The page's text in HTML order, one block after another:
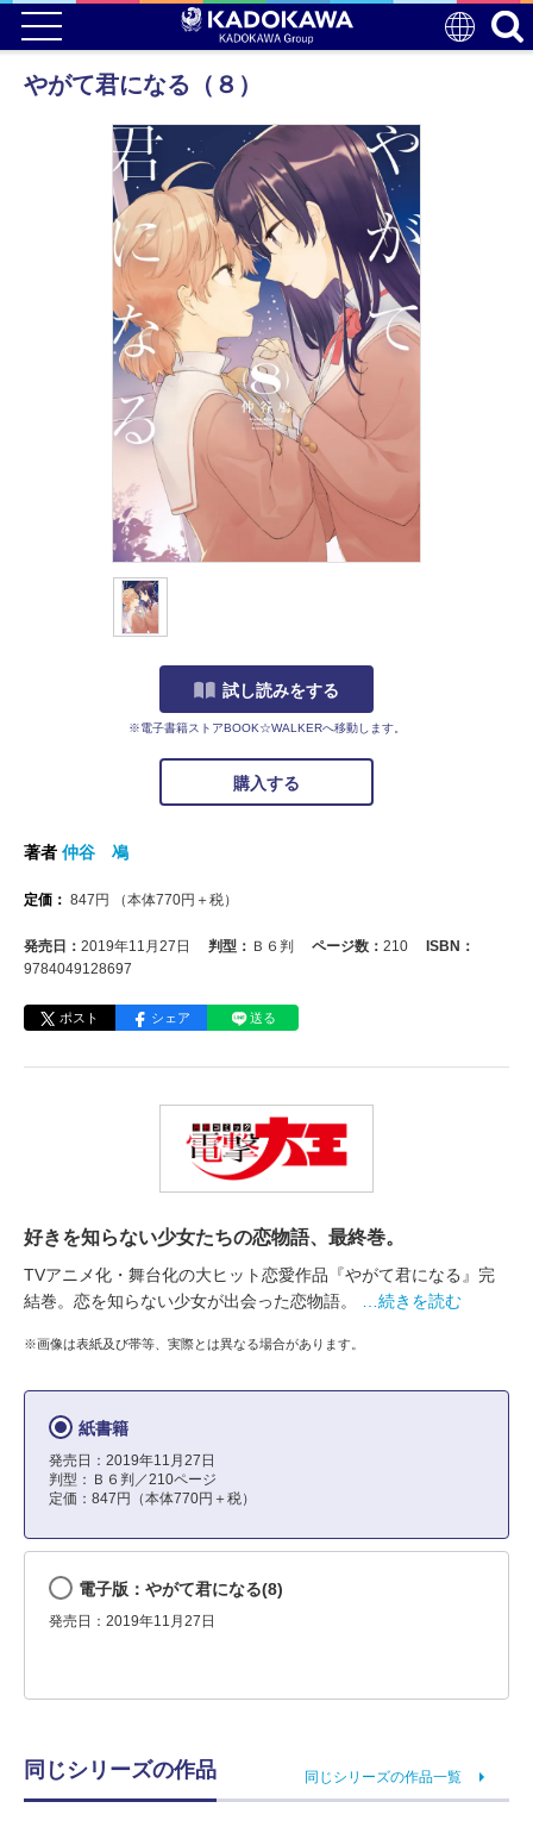
やがて君になる（８）
試し読みをする
※電子書籍ストアBOOK☆WALKERへ移動します。
購入する
著者 仲谷 鳰
定価： 847 円 （本体770円＋税）
発売日： 2019年11月27日 判型： Ｂ６判 ページ数： 210
ISBN：
9784049128697
ポスト シェア 送る
好きを知らない少女たちの恋物語、最終巻。
TVアニメ化・舞台化の大ヒット恋愛作品『やがて君になる』完
結巻。恋を知らない少女が出会った恋物語。
…続きを読む
※画像は表紙及び帯等、実際とは異なる場合があります。
紙書籍
発売日：2019年11月27日
判型：Ｂ６判／210ページ
定価：847円（本体770円＋税）
電子版：やがて君になる(8)
発売日：2019年11月27日
同じシリーズの作品 同じシリーズの作品一覧